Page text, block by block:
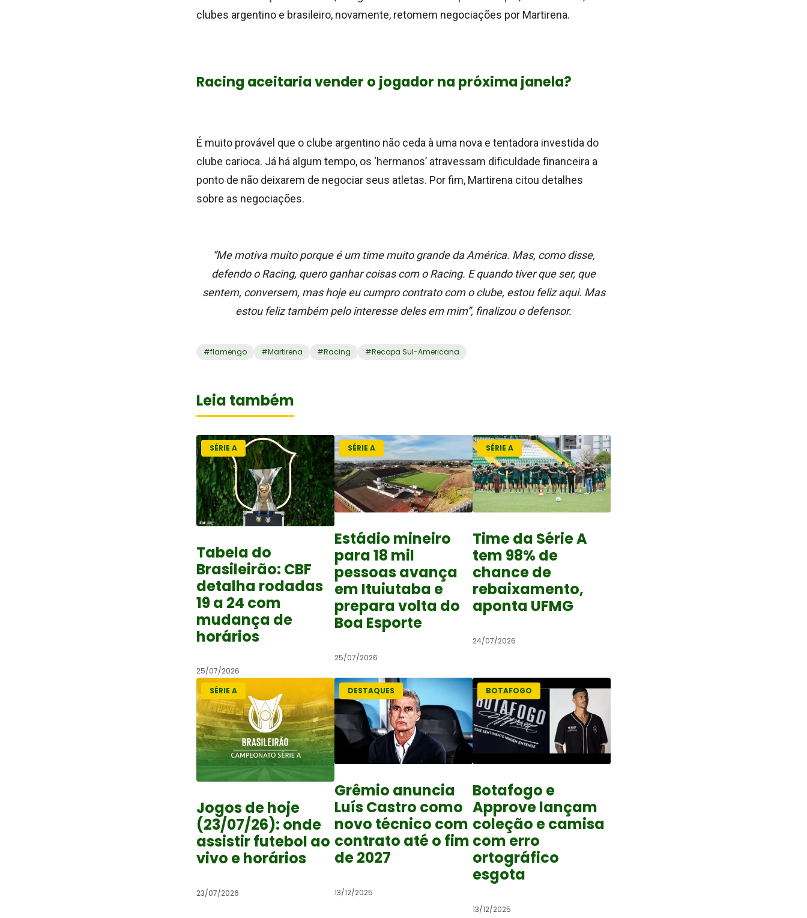
clubes argentino e brasileiro, novamente, retomem negociações por Martirena.
Racing aceitaria vender o jogador na próxima janela?
É muito provável que o clube argentino não ceda à uma nova e tentadora investida do
clube carioca. Já há algum tempo, os ‘hermanos’ atravessam dificuldade financeira a
ponto de não deixarem de negociar seus atletas. Por fim, Martirena citou detalhes
sobre as negociações.
“Me motiva muito porque é um time muito grande da América. Mas, como disse,
defendo o Racing, quero ganhar coisas com o Racing. E quando tiver que ser, que
sentem, conversem, mas hoje eu cumpro contrato com o clube, estou feliz aqui. Mas
estou feliz também pelo interesse deles em mim”, finalizou o defensor.
#flamengo #Martirena #Racing #Recopa Sul-Americana
Leia também
SÉRIE A
Tabela do
Brasileirão: CBF
detalha rodadas
19 a 24 com
mudança de
horários
25/07/2026
SÉRIE A
Estádio mineiro
para 18 mil
pessoas avança
em Ituiutaba e
prepara volta do
Boa Esporte
25/07/2026
SÉRIE A
Time da Série A
tem 98% de
chance de
rebaixamento,
aponta UFMG
24/07/2026
SÉRIE A
Jogos de hoje
(23/07/26): onde
assistir futebol ao
vivo e horários
23/07/2026
DESTAQUES
Grêmio anuncia
Luís Castro como
novo técnico com
contrato até o fim
de 2027
13/12/2025
BOTAFOGO
Botafogo e
Approve lançam
coleção e camisa
com erro
ortográfico
esgota
13/12/2025